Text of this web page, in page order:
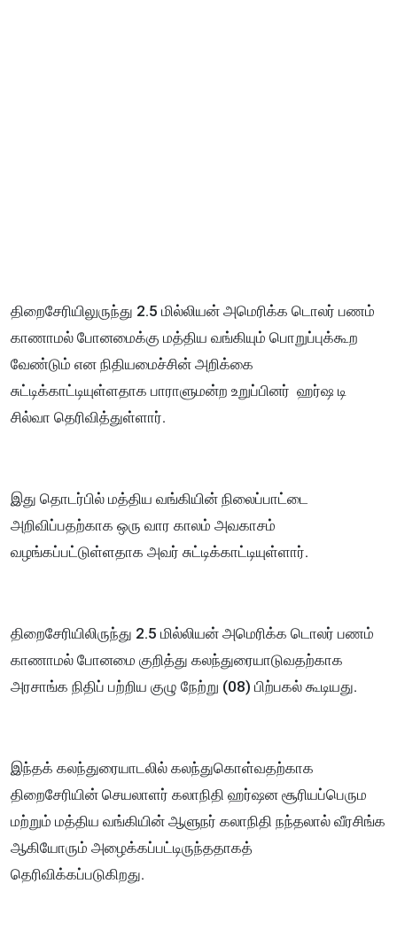
திறைசேரியிலுருந்து 2.5 மில்லியன் அமெரிக்க டொலர் பணம்
காணாமல் போனமைக்கு மத்திய வங்கியும் பொறுப்புக்கூற
வேண்டும் என நிதியமைச்சின் அறிக்கை
சுட்டிக்காட்டியுள்ளதாக பாராளுமன்ற உறுப்பினர் ஹர்ஷ டி
சில்வா தெரிவித்துள்ளார்.
இது தொடர்பில் மத்திய வங்கியின் நிலைப்பாட்டை
அறிவிப்பதற்காக ஒரு வார காலம் அவகாசம்
வழங்கப்பட்டுள்ளதாக அவர் சுட்டிக்காட்டியுள்ளார்.
திறைசேரியிலிருந்து 2.5 மில்லியன் அமெரிக்க டொலர் பணம்
காணாமல் போனமை குறித்து கலந்துரையாடுவதற்காக
அரசாங்க நிதிப் பற்றிய குழு நேற்று (08) பிற்பகல் கூடியது.
இந்தக் கலந்துரையாடலில் கலந்துகொள்வதற்காக
திறைசேரியின் செயலாளர் கலாநிதி ஹர்ஷன சூரியப்பெரும
மற்றும் மத்திய வங்கியின் ஆளுநர் கலாநிதி நந்தலால் வீரசிங்க
ஆகியோரும் அழைக்கப்பட்டிருந்ததாகத்
தெரிவிக்கப்படுகிறது.